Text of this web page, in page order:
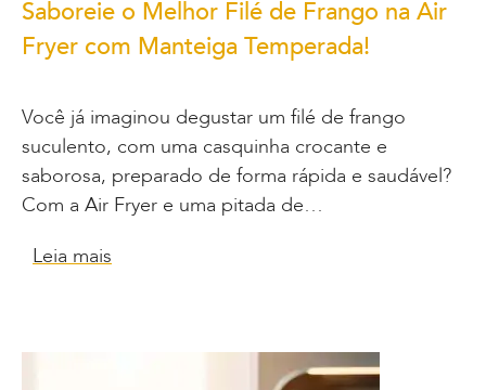
Saboreie o Melhor Filé de Frango na Air
Fryer com Manteiga Temperada!
Você já imaginou degustar um filé de frango
suculento, com uma casquinha crocante e
saborosa, preparado de forma rápida e saudável?
Com a Air Fryer e uma pitada de…
Leia mais